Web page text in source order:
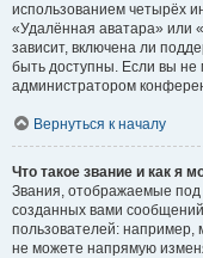
использованием четырёх
«Удалённая аватара» или
зависит, включена ли
быть доступны. Если вы не
администратором
Вернуться к началу
Что такое звание и как я
Звания, отображаемые
созданных вами
пользователей: например,
не можете напрямую